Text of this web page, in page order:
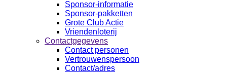
Sponsor-informatie
Sponsor-pakketten
Grote Club Actie
Vriendenloterij
Contactgegevens
Contact personen
Vertrouwenspersoon
Contact/adres